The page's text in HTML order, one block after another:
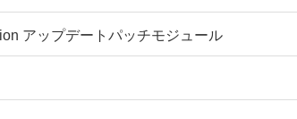
アップデートパッチモジュール